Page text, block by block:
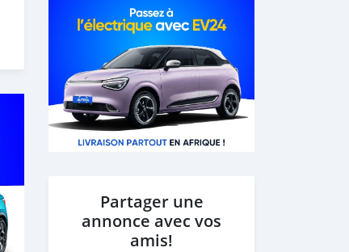
Partager une
annonce avec vos
amis!